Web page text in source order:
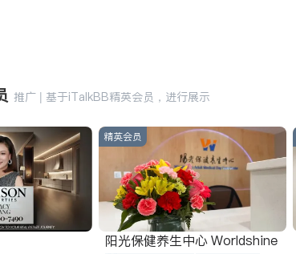
推广 | 基于iTalkBB精英会员，进行展示
精英会员
阳光保健养生中心 Worldshine